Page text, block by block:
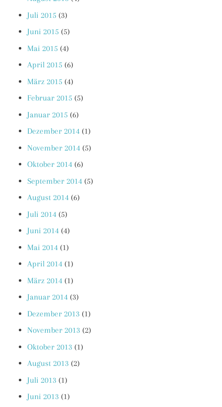
Juli 2015 (3)
Juni 2015 (5)
Mai 2015 (4)
April 2015 (6)
März 2015 (4)
Februar 2015 (5)
Januar 2015 (6)
Dezember 2014 (1)
November 2014 (5)
Oktober 2014 (6)
September 2014 (5)
August 2014 (6)
Juli 2014 (5)
Juni 2014 (4)
Mai 2014 (1)
April 2014 (1)
März 2014 (1)
Januar 2014 (3)
Dezember 2013 (1)
November 2013 (2)
Oktober 2013 (1)
August 2013 (2)
Juli 2013 (1)
Juni 2013 (1)